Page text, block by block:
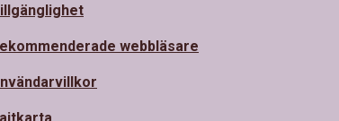
webbläsare